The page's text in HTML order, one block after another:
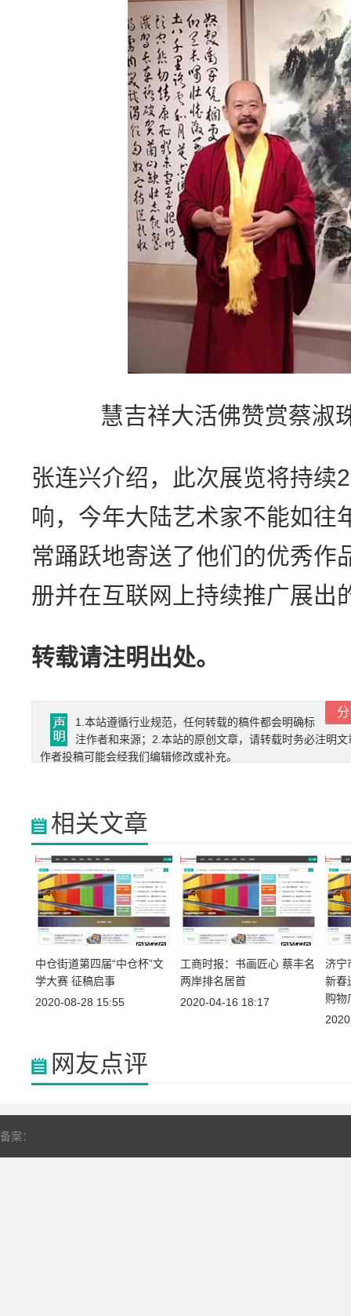
慧吉祥大活佛赞赏蔡淑
张连兴介绍，此次展览将持续
响，今年大陆艺术家不能如往
常踊跃地寄送了他们的优秀作
册并在互联网上持续推广展出
转载请注明出处。
1.本站遵循行业规范，任何转载的稿件都会明确标
注作者和来源；2.本站的原创文章，请转载时务必注明
作者投稿可能会经我们编辑修改或补充。
相关文章
中仓街道第四届“中仓杯”文
学大赛 征稿启事
2020-08-28 15:55
工商时报：书画匠心 蔡丰名
两岸排名居首
2020-04-16 18:17
济宁
新春
购物
网友点评
备案：